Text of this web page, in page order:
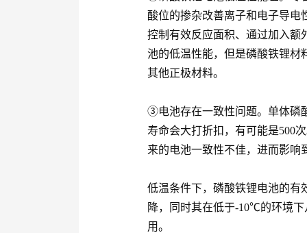
酸位的掺杂改善离子和电子导电
控制有效反应面积、通过加入额
池的低温性能，但是磷酸铁锂材
其他正极材料。
③电池存在一致性问题。单体磷
寿命会大打折扣，有可能是500
来的电池一致性不佳，进而影响
低温条件下，磷酸铁锂电池的有
降，同时其在低于-10℃的环境
用。